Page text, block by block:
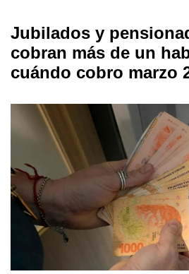
Jubilados y
cobran más de un
cuándo cobro marzo